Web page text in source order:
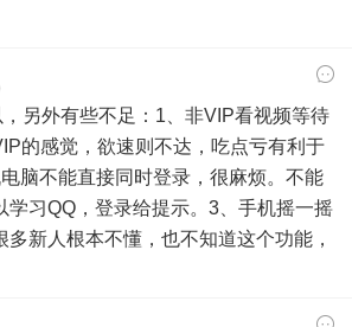
另外有些不足：1、非VIP看视频等待
的感觉，欲速则不达，吃点亏有利于
脑不能直接同时登录，很麻烦。不能
学习QQ，登录给提示。3、手机摇一摇
新人根本不懂，也不知道这个功能，